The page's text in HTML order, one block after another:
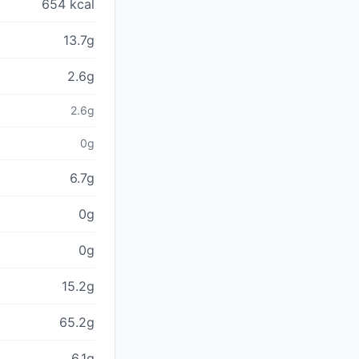
654 kcal
13.7g
2.6g
2.6g
0g
6.7g
0g
0g
15.2g
65.2g